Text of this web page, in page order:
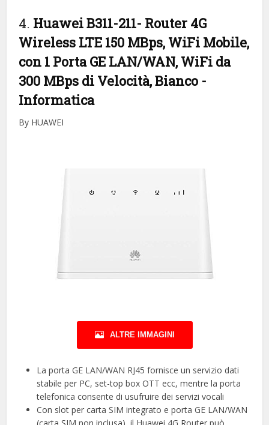
4. Huawei B311-211- Router 4G
Wireless LTE 150 MBps, WiFi Mobile,
con 1 Porta GE LAN/WAN, WiFi da
300 MBps di Velocità, Bianco -
Informatica
By HUAWEI
ALTRE IMMAGINI
La porta GE LAN/WAN RJ45 fornisce un servizio dati
stabile per PC, set-top box OTT ecc, mentre la porta
telefonica consente di usufruire dei servizi vocali
Con slot per carta SIM integrato e porta GE LAN/WAN